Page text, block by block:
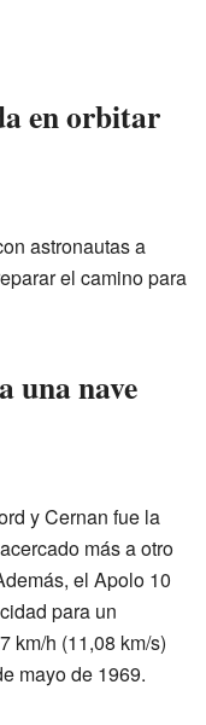
en orbitar
astronautas a
el camino para
una nave
y Cernan fue la
más a otro
el Apolo 10
para un
km/h (11,08 km/s)
mayo de 1969.